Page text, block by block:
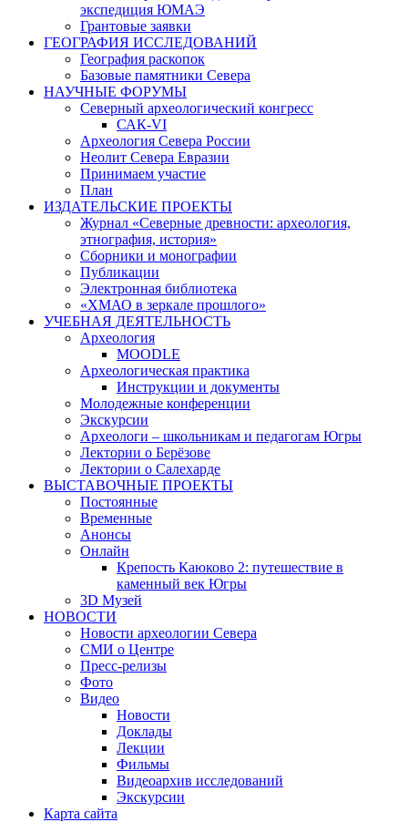
экспедиция ЮМАЭ
Грантовые заявки
ГЕОГРАФИЯ ИССЛЕДОВАНИЙ
География раскопок
Базовые памятники Севера
НАУЧНЫЕ ФОРУМЫ
Северный археологический конгресс
САК-VI
Археология Севера России
Неолит Севера Евразии
Принимаем участие
План
ИЗДАТЕЛЬСКИЕ ПРОЕКТЫ
Журнал «Северные древности: археология,
этнография, история»
Сборники и монографии
Публикации
Электронная библиотека
«ХМАО в зеркале прошлого»
УЧЕБНАЯ ДЕЯТЕЛЬНОСТЬ
Археология
MOODLE
Археологическая практика
Инструкции и документы
Молодежные конференции
Экскурсии
Археологи – школьникам и педагогам Югры
Лектории о Берёзове
Лектории о Салехарде
ВЫСТАВОЧНЫЕ ПРОЕКТЫ
Постоянные
Временные
Анонсы
Онлайн
Крепость Каюково 2: путешествие в
каменный век Югры
3D Музей
НОВОСТИ
Новости археологии Севера
СМИ о Центре
Пресс-релизы
Фото
Видео
Новости
Доклады
Лекции
Фильмы
Видеоархив исследований
Экскурсии
Карта сайта